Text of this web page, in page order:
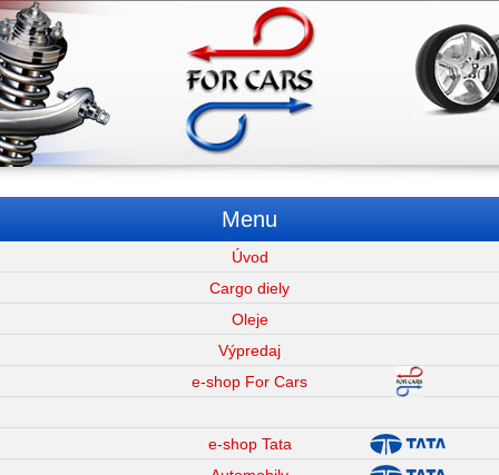
Menu
Úvod
Cargo diely
Oleje
Výpredaj
e-shop For Cars
e-shop Tata